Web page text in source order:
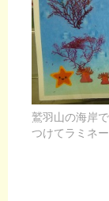
鷲羽山の海岸
つけてラミネ